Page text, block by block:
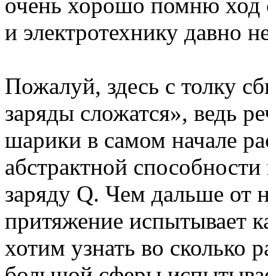
и электротехнику давно
Пожалуй, здесь с толку
заряды сложатся», ведь
шарики в самом начале
абстрактной
заряду Q. Чем дальше
притяжение
хотим узнать во сколько